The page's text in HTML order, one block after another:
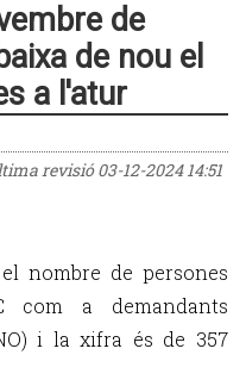
de
de nou el
a l'atur
revisió03-12-2024 14:51
nombre de persones
com a demandants
i la xifra és de 357